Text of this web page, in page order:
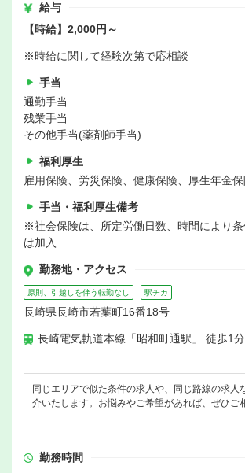
給与
【時給】2,000円～
※時給に関して経験次第で応相談
手当
通勤手当
残業手当
その他手当(薬剤師手当)
福利厚生
雇用保険、労災保険、健康保険、厚生年金
手当・福利厚生備考
※社会保険は、所定労働日数、時間により
は加入
勤務地・アクセス
原則、引越しを伴う転勤なし 駅チカ
長崎県長崎市若葉町16番18号
長崎電気軌道本線「昭和町通駅」 徒歩1分
同じエリアで似た条件の求人や、同じ路線の求人
介いたします。お悩みやご希望があれば、ぜひご
勤務時間